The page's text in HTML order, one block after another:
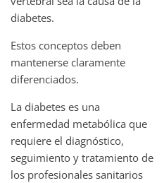
diabetes.
Estos conceptos deben
mantenerse claramente
diferenciados.
La diabetes es una
enfermedad metabólica que
requiere el diagnóstico,
seguimiento y tratamiento de
los profesionales sanitarios